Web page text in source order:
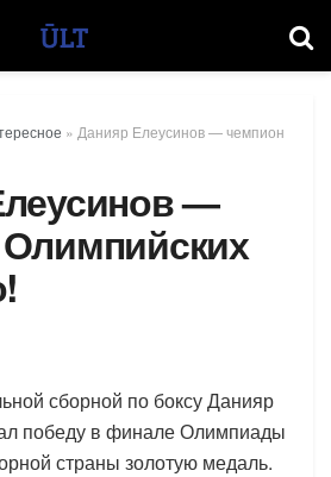
» Данияр Елеусинов — чемпион
—
сборной по боксу Данияр
победу в финале Олимпиады
страны золотую медаль.